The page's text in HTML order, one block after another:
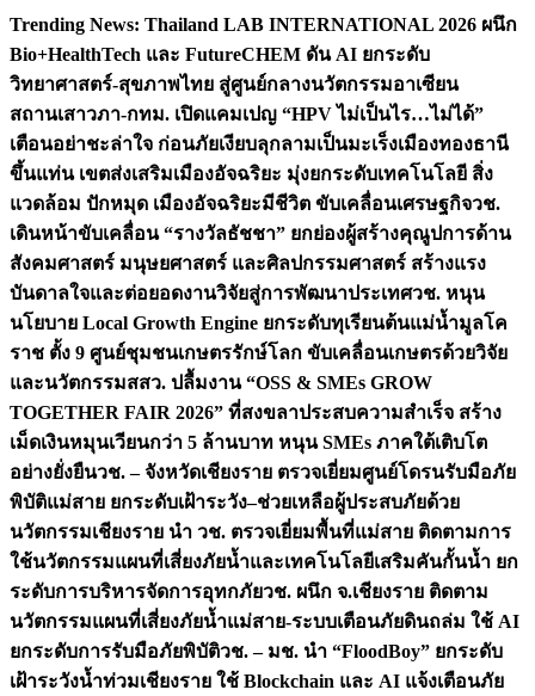
Skip
content
Trending News: Thailand LAB INTERNATIONAL 2026 ผนึก
Bio+HealthTech และ FutureCHEM ดัน AI ยกระดับ
วิทยาศาสตร์-สุขภาพไทย สู่ศูนย์กลางนวัตกรรมอาเซียน
สถานเสาวภา-กทม. เปิดแคมเปญ “HPV ไม่เป็นไร…ไม่ได้”
เตือนอย่าชะล่าใจ ก่อนภัยเงียบลุกลามเป็นมะเร็งเมืองทองธานี
ขึ้นแท่น เขตส่งเสริมเมืองอัจฉริยะ มุ่งยกระดับเทคโนโลยี สิ่ง
แวดล้อม ปักหมุด เมืองอัจฉริยะมีชีวิต ขับเคลื่อนเศรษฐกิจวช.
เดินหน้าขับเคลื่อน “รางวัลธัชชา” ยกย่องผู้สร้างคุณูปการด้าน
สังคมศาสตร์ มนุษยศาสตร์ และศิลปกรรมศาสตร์ สร้างแรง
บันดาลใจและต่อยอดงานวิจัยสู่การพัฒนาประเทศวช. หนุน
นโยบาย Local Growth Engine ยกระดับทุเรียนต้นแม่น้ำมูลโค
ราช ตั้ง 9 ศูนย์ชุมชนเกษตรรักษ์โลก ขับเคลื่อนเกษตรด้วยวิจัย
และนวัตกรรมสสว. ปลื้มงาน “OSS & SMEs GROW
TOGETHER FAIR 2026” ที่สงขลาประสบความสำเร็จ สร้าง
เม็ดเงินหมุนเวียนกว่า 5 ล้านบาท หนุน SMEs ภาคใต้เติบโต
อย่างยั่งยืนวช. – จังหวัดเชียงราย ตรวจเยี่ยมศูนย์โดรนรับมือภัย
พิบัติแม่สาย ยกระดับเฝ้าระวัง–ช่วยเหลือผู้ประสบภัยด้วย
นวัตกรรมเชียงราย นำ วช. ตรวจเยี่ยมพื้นที่แม่สาย ติดตามการ
ใช้นวัตกรรมแผนที่เสี่ยงภัยน้ำและเทคโนโลยีเสริมคันกั้นน้ำ ยก
ระดับการบริหารจัดการอุทกภัยวช. ผนึก จ.เชียงราย ติดตาม
นวัตกรรมแผนที่เสี่ยงภัยน้ำแม่สาย-ระบบเตือนภัยดินถล่ม ใช้ AI
ยกระดับการรับมือภัยพิบัติวช. – มช. นำ “FloodBoy” ยกระดับ
เฝ้าระวังน้ำท่วมเชียงราย ใช้ Blockchain และ AI แจ้งเตือนภัย